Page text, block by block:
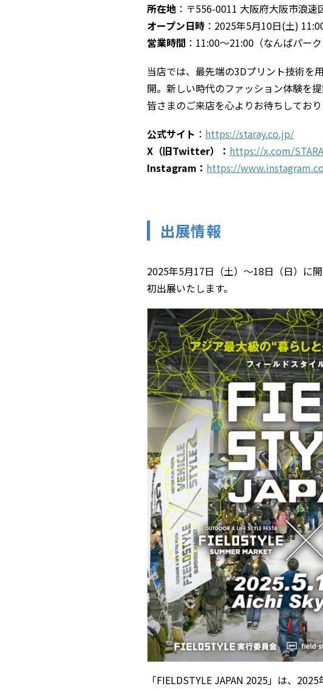
所在地 ：〒556-0011 大阪府大阪市浪
オープン日時 ：2025年5月10日(土)
営業時間 ：11:00～21:00（なんばパー
当店では、最先端の3Dプリント技術を
開。新しい時代のファッション体験を
皆さまのご来店を心よりお待ちしており
公式サイト ： https://staray.co.jp/
X（旧Twitter）： https://x.com/
Instagram： https://
出展情報
2025年5月17日（土）～18日（日）に
初出展いたします。
「FIELDSTYLE JAPAN 2025」は、